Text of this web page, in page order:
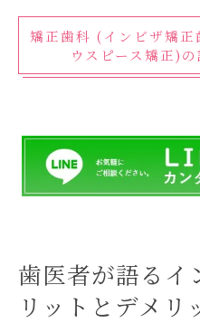
矯正歯科 (インビザ矯
ウスピース矯正)
歯医者が語るイ
リットとデメリ